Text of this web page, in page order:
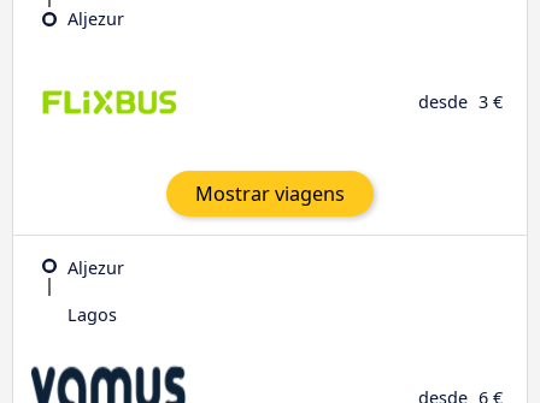
Aljezur
desde 3 €
Mostrar viagens
Aljezur
Lagos
desde 6 €